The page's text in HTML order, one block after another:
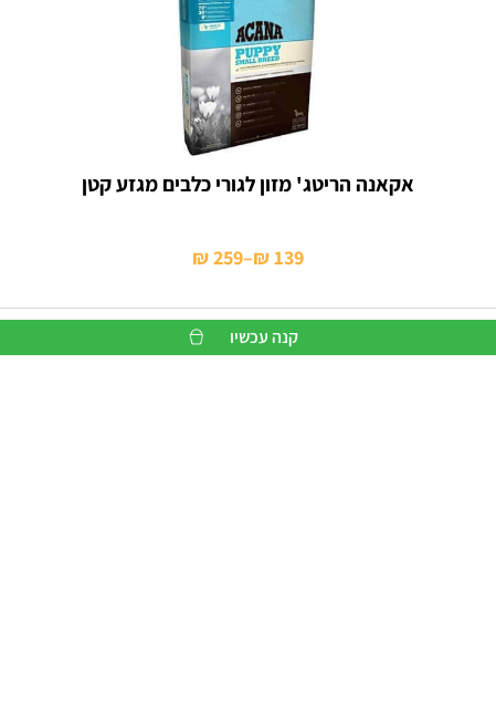
אקאנה הריטג' מזון לגורי כלבים מגזע קטן
₪139
–
₪259
טווח
⁦₪ 139⁩
עד
קנה עכשיו